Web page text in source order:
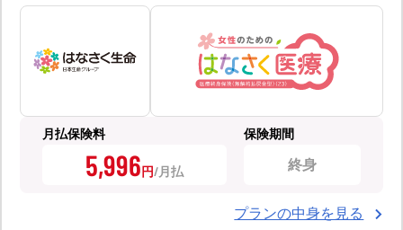
月払保険料
5,996円
保険期間
終身
プランの中身を見る